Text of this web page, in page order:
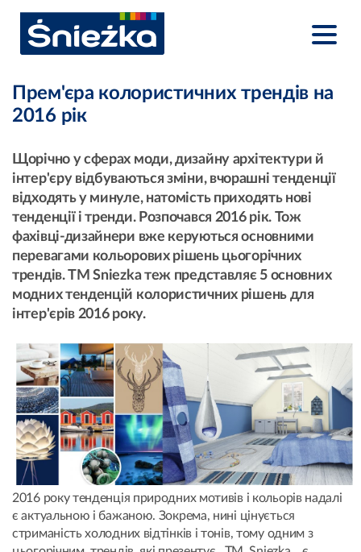
Прем'єра колористичних трендів на
2016 рік
Щорічно у сферах моди, дизайну архітектури й
інтер'єру відбуваються зміни, вчорашні тенденції
відходять у минуле, натомість приходять нові
тенденції і тренди. Розпочався 2016 рік. Тож
фахівці-дизайнери вже керуються основними
перевагами кольорових рішень цьогорічних
трендів. ТМ Sniezka теж представляє 5 основних
модних тенденцій колористичних рішень для
інтер'єрів 2016 року.
2016 року тенденція природних мотивів і кольорів надалі
є актуальною і бажаною. Зокрема, нині цінується
стриманість холодних відтінків і тонів, тому одним з